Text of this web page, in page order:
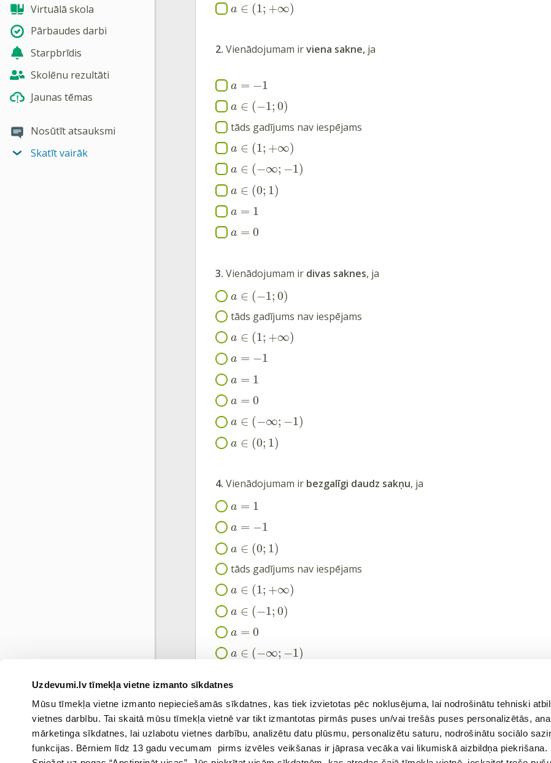
Uzdevumi.lv tīmekļa vietne izmanto sīkdatnes
Mūsu tīmekļa vietne izmanto nepieciešamās sīkdatnes, kas tiek izvietotas pēc noklusējuma, lai nodrošinātu tehniski
vietnes darbību. Tai skaitā mūsu tīmekļa vietnē var tikt izmantotas pirmās puses un/vai trešās puses personalizētās,
mārketinga sīkdatnes, lai uzlabotu vietnes darbību, analizētu datu plūsmu, personalizētu saturu, nodrošinātu sociālo
funkcijas. Bērniem līdz 13 gadu vecumam pirms izvēles veikšanas ir jāprasa vecāka vai likumiskā aizbildņa piekrišana.
Virtuālā skola
Pārbaudes darbi
Starpbrīdis
Skolēnu rezultāti
Jaunas tēmas
Nosūtīt atsauksmi
Skatīt vairāk
a ∈ (1; +∞)
2. Vienādojumam irviena sakne, ja
a = −1
a ∈ (−1; 0)
tāds gadījums nav iespējams
a ∈ (1; +∞)
a ∈ (−∞; −1)
a ∈ (0; 1 )
a = 1
a = 0
3. Vienādojumam ir divas saknes, ja
a ∈ (−1 ; 0)
tāds gadījums nav iespējams
a ∈ (1; +∞)
a = −1
a = 1
a = 0
a ∈ (−∞; −1)
a ∈ (0; 1)
4. Vienādojumam ir bezgalīgi daudz sakņu, ja
a = 1
a = −1
a ∈ (0; 1)
tāds gadījums nav iespējams
a ∈ (1; +∞)
a ∈ (−1 ; 0)
a = 0
a ∈ (−∞; −1)
Ieiet portālā vai Reģistrēties